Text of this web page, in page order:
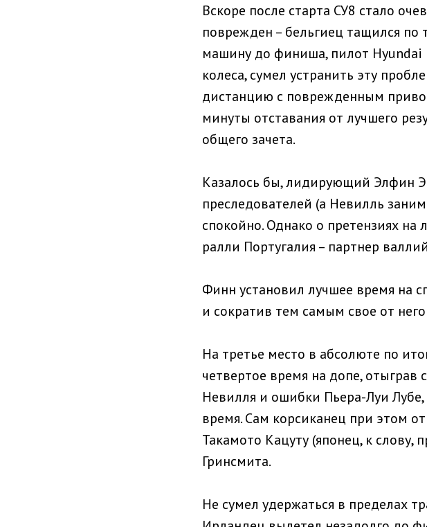
Вскоре после старта СУ8 стало
поврежден – бельгиец тащился по
машину до финиша, пилот Hyundai
колеса, сумел устранить эту
дистанцию с поврежденным
минуты отставания от лучшего
общего зачета.
Казалось бы, лидирующий Элфин
преследователей (а Невилль
спокойно. Однако о претензиях на
ралли Португалия – партнер
Финн установил лучшее время на
и сократив тем самым свое от
На третье место в абсолюте по
четвертое время на допе, отыграв
Невилля и ошибки Пьера-Луи
время. Сам корсиканец при этом
Такамото Кацуту (японец, к слову,
Гринсмита.
Не сумел удержаться в пределах